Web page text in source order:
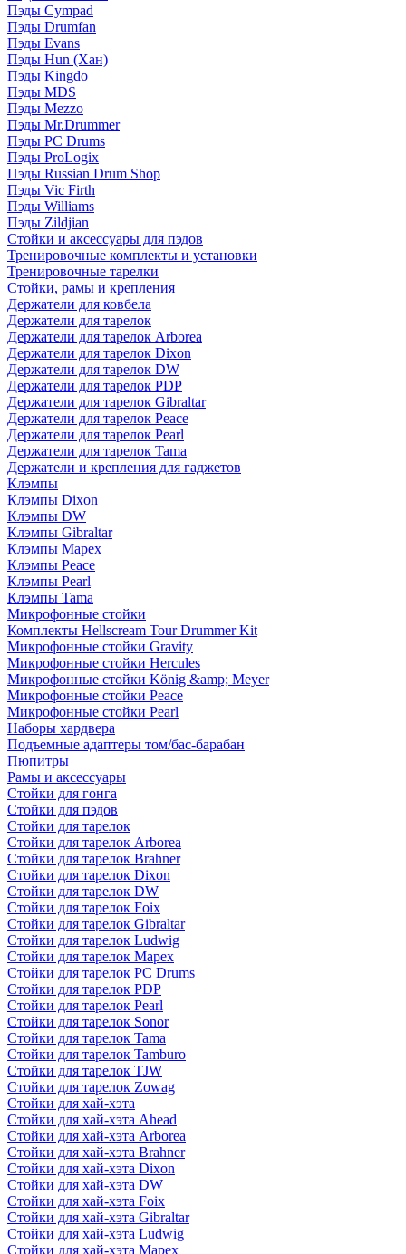
Пэды Cympad
Пэды Drumfan
Пэды Evans
Пэды Hun (Хан)
Пэды Kingdo
Пэды MDS
Пэды Mezzo
Пэды Mr.Drummer
Пэды PC Drums
Пэды ProLogix
Пэды Russian Drum Shop
Пэды Vic Firth
Пэды Williams
Пэды Zildjian
Стойки и аксессуары для пэдов
Тренировочные комплекты и установки
Тренировочные тарелки
Стойки, рамы и крепления
Держатели для ковбела
Держатели для тарелок
Держатели для тарелок Arborea
Держатели для тарелок Dixon
Держатели для тарелок DW
Держатели для тарелок PDP
Держатели для тарелок Gibraltar
Держатели для тарелок Peace
Держатели для тарелок Pearl
Держатели для тарелок Tama
Держатели и крепления для гаджетов
Клэмпы
Клэмпы Dixon
Клэмпы DW
Клэмпы Gibraltar
Клэмпы Mapex
Клэмпы Peace
Клэмпы Pearl
Клэмпы Tama
Микрофонные стойки
Комплекты Hellscream Tour Drummer Kit
Микрофонные стойки Gravity
Микрофонные стойки Hercules
Микрофонные стойки König &amp; Meyer
Микрофонные стойки Peace
Микрофонные стойки Pearl
Наборы хардвера
Подъемные адаптеры том/бас-барабан
Пюпитры
Рамы и аксессуары
Стойки для гонга
Стойки для пэдов
Стойки для тарелок
Стойки для тарелок Arborea
Стойки для тарелок Brahner
Стойки для тарелок Dixon
Стойки для тарелок DW
Стойки для тарелок Foix
Стойки для тарелок Gibraltar
Стойки для тарелок Ludwig
Стойки для тарелок Mapex
Стойки для тарелок PC Drums
Стойки для тарелок PDP
Стойки для тарелок Pearl
Стойки для тарелок Sonor
Стойки для тарелок Tama
Стойки для тарелок Tamburo
Стойки для тарелок TJW
Стойки для тарелок Zowag
Стойки для хай-хэта
Стойки для хай-хэта Ahead
Стойки для хай-хэта Arborea
Стойки для хай-хэта Brahner
Стойки для хай-хэта Dixon
Стойки для хай-хэта DW
Стойки для хай-хэта Foix
Стойки для хай-хэта Gibraltar
Стойки для хай-хэта Ludwig
Стойки для хай-хэта Mapex